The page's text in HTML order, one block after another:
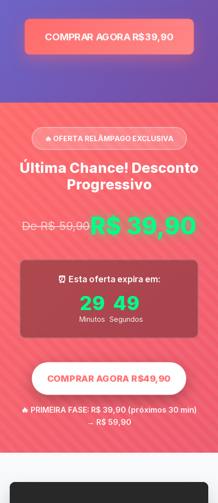
COMPRAR AGORA R$39,90
🔥 OFERTA RELÂMPAGO EXCLUSIVA
Última Chance! Desconto
Progressivo
De R$ 59,90R$ 39,90
⏰ Esta oferta expira em:
29
Minutos
47
Segundos
COMPRAR AGORA R$49,90
🔥 PRIMEIRA FASE: R$ 39,90 (próximos 30 min)
→ R$ 59,90